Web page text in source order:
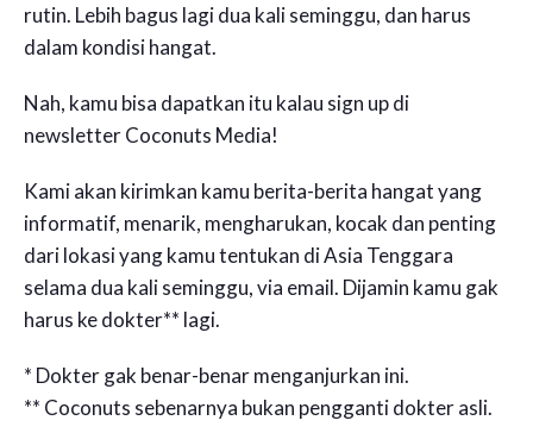
rutin. Lebih bagus lagi dua kali seminggu, dan harus
dalam kondisi hangat.
Nah, kamu bisa dapatkan itu kalau sign up di
newsletter Coconuts Media!
Kami akan kirimkan kamu berita-berita hangat yang
informatif, menarik, mengharukan, kocak dan penting
dari lokasi yang kamu tentukan di Asia Tenggara
selama dua kali seminggu, via email. Dijamin kamu gak
harus ke dokter** lagi.
* Dokter gak benar-benar menganjurkan ini.
** Coconuts sebenarnya bukan pengganti dokter asli.